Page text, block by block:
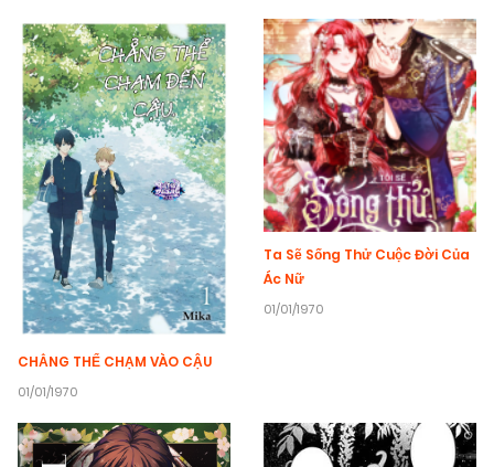
CHẲNG THỂ CHẠM VÀO CẬU
01/01/1970
Ta Sẽ Sống Thử Cuộc Đời Của
Ác Nữ
01/01/1970